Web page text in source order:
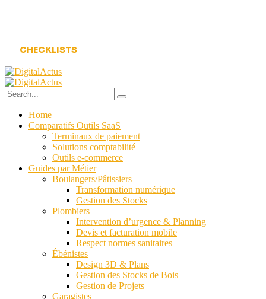
CHECKLISTS
Home
Comparatifs Outils SaaS
Terminaux de paiement
Solutions comptabilité
Outils e-commerce
Guides par Métier
Boulangers/Pâtissiers
Transformation numérique
Gestion des Stocks
Plombiers
Intervention d’urgence & Planning
Devis et facturation mobile
Respect normes sanitaires
Ébénistes
Design 3D & Plans
Gestion des Stocks de Bois
Gestion de Projets
Garagistes